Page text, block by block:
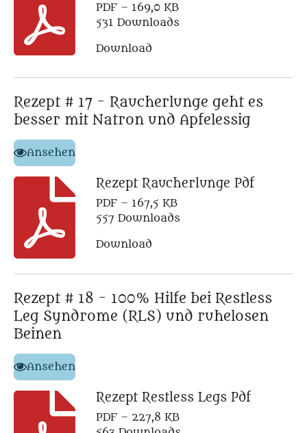
PDF – 169,0 KB
531 Downloads
Download
Rezept # 17 - Raucherlunge geht es
besser mit Natron und Apfelessig
Ansehen
Rezept Raucherlunge Pdf
PDF – 167,5 KB
557 Downloads
Download
Rezept # 18 - 100% Hilfe bei Restless
Leg Syndrome (RLS) und ruhelosen
Beinen
Ansehen
Rezept Restless Legs Pdf
PDF – 227,8 KB